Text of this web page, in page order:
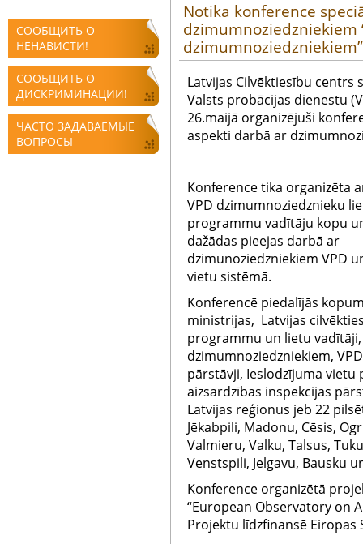
СООБЩИТЬ О
НЕНАВИСТИ!
СООБЩИТЬ О
ДИСКРИМИНАЦИИ!
ЧАСТО ЗАДАВАЕМЫЕ
ВОПРОСЫ
Notika konference
dzimumnoziedzniekiem
dzimumnoziedzniekiem”
Latvijas Cilvēktiesību centrs
Valsts probācijas dienestu
26.maijā organizējuši
aspekti darbā ar
Konference tika organizēta
VPD dzimumnoziedznieku
programmu vadītāju kopu
dažādas pieejas darbā ar
dzimunoziedzniekiem VPD
vietu sistēmā.
Konferencē piedalījās
ministrijas, Latvijas
programmu un lietu
dzimumnoziedzniekiem,
pārstāvji, Ieslodzījuma
aizsardzības inspekcijas
Latvijas reģionus jeb 22
Jēkabpili, Madonu, Cēsis,
Valmieru, Valku, Talsus,
Venstspili, Jelgavu, Bausku
Konference organizētā
“European Observatory on
Projektu līdzfinansē Eiropas